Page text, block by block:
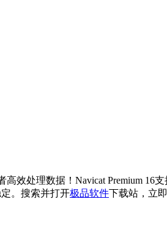
效处理数据！Navicat Premium
。搜索并打开极品软件下载站，立